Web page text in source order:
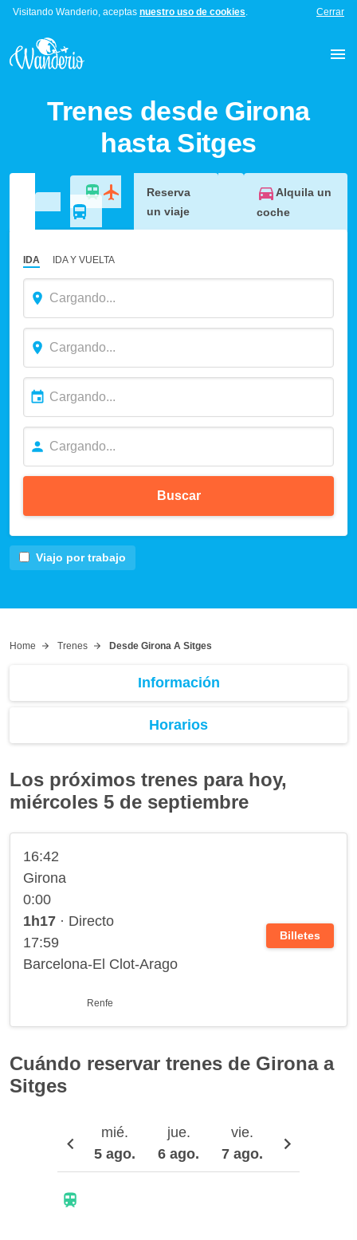
Visitando Wanderio, aceptas nuestro uso de cookies. Cerrar
Trenes desde Girona
hasta Sitges
Reserva
un viaje
Alquila un
coche
IDA IDA Y VUELTA
Buscar
Viajo por trabajo
Home Trenes Desde Girona A Sitges
Información
Horarios
Los próximos trenes para hoy,
miércoles 5 de septiembre
16:42
Girona
0:00
1h17 · Directo
17:59
Barcelona-El Clot-Arago
Renfe
Billetes
Cuándo reservar trenes de Girona a
Sitges
mié.
5 ago.
jue.
6 ago.
vie.
7 ago.
8 ago.